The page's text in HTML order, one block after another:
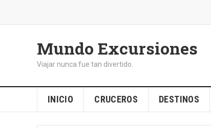
Mundo Excursiones
Viajar nunca fue tan divertido.
INICIO CRUCEROS DESTINOS